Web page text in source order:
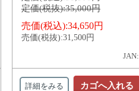
定価(税抜):35,000円
売価(税込):34,650円
売価(税抜):31,500円
JAN:
詳細をみる カゴへ入れる